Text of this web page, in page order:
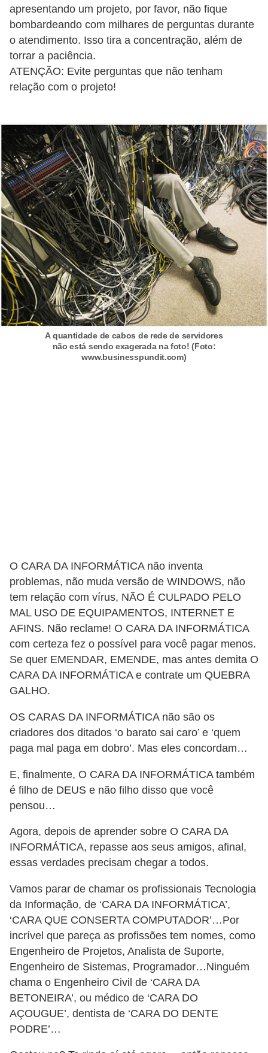
apresentando um projeto, por favor, não fique
bombardeando com milhares de perguntas durante
o atendimento. Isso tira a concentração, além de
torrar a paciência.
ATENÇÃO: Evite perguntas que não tenham
relação com o projeto!
A quantidade de cabos de rede de servidores
não está sendo exagerada na foto! (Foto:
www.businesspundit.com)
O CARA DA INFORMÁTICA não inventa
problemas, não muda versão de WINDOWS, não
tem relação com vírus, NÃO É CULPADO PELO
MAL USO DE EQUIPAMENTOS, INTERNET E
AFINS. Não reclame! O CARA DA INFORMÁTICA
com certeza fez o possível para você pagar menos.
Se quer EMENDAR, EMENDE, mas antes demita O
CARA DA INFORMÁTICA e contrate um QUEBRA
GALHO.
OS CARAS DA INFORMÁTICA não são os
criadores dos ditados ‘o barato sai caro’ e ‘quem
paga mal paga em dobro’. Mas eles concordam…
E, finalmente, O CARA DA INFORMÁTICA também
é filho de DEUS e não filho disso que você
pensou…
Agora, depois de aprender sobre O CARA DA
INFORMÁTICA, repasse aos seus amigos, afinal,
essas verdades precisam chegar a todos.
Vamos parar de chamar os profissionais Tecnologia
da Informação, de ‘CARA DA INFORMÁTICA’,
‘CARA QUE CONSERTA COMPUTADOR’…Por
incrível que pareça as profissões tem nomes, como
Engenheiro de Projetos, Analista de Suporte,
Engenheiro de Sistemas, Programador…Ninguém
chama o Engenheiro Civil de ‘CARA DA
BETONEIRA’, ou médico de ‘CARA DO
AÇOUGUE’, dentista de ‘CARA DO DENTE
PODRE’…
o
V
d
e
s
e
T
V